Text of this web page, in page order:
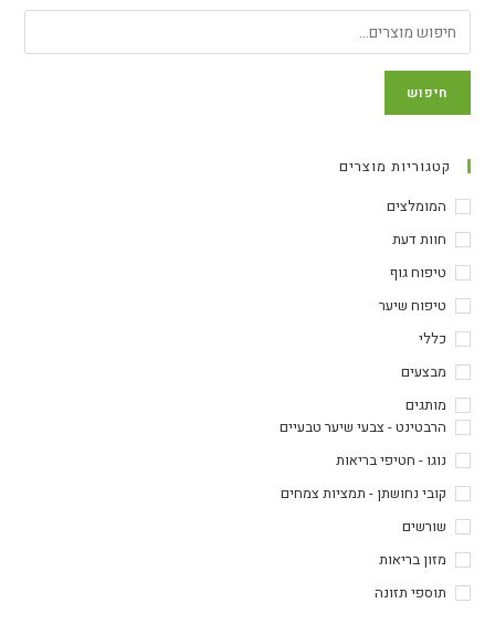
חיפוש
קטגוריות מוצרים
המומלצים
חוות דעת
טיפוח גוף
טיפוח שיער
כללי
מבצעים
מותגים
הרבטינט - צבעי שיער טבעיים
נוגו - חטיפי בריאות
קובי נחושתן - תמציות צמחים
שורשים
מזון בריאות
תוספי תזונה